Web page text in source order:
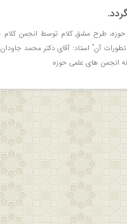
طرح مشق کلام توسط انجمن کلام